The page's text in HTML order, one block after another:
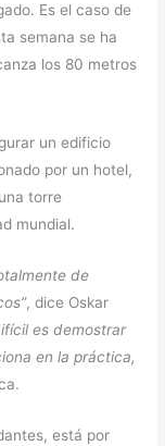
Es el caso de
semana se ha
los 80 metros
un edificio
por un hotel,
torre
mundial.
de
, dice Oskar
es demostrar
en la práctica,
está por